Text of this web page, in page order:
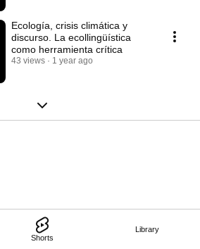
Shorts
Library
Ecología, crisis climática y
discurso. La ecollingüística
como herramienta crítica
43 views 1 year ago